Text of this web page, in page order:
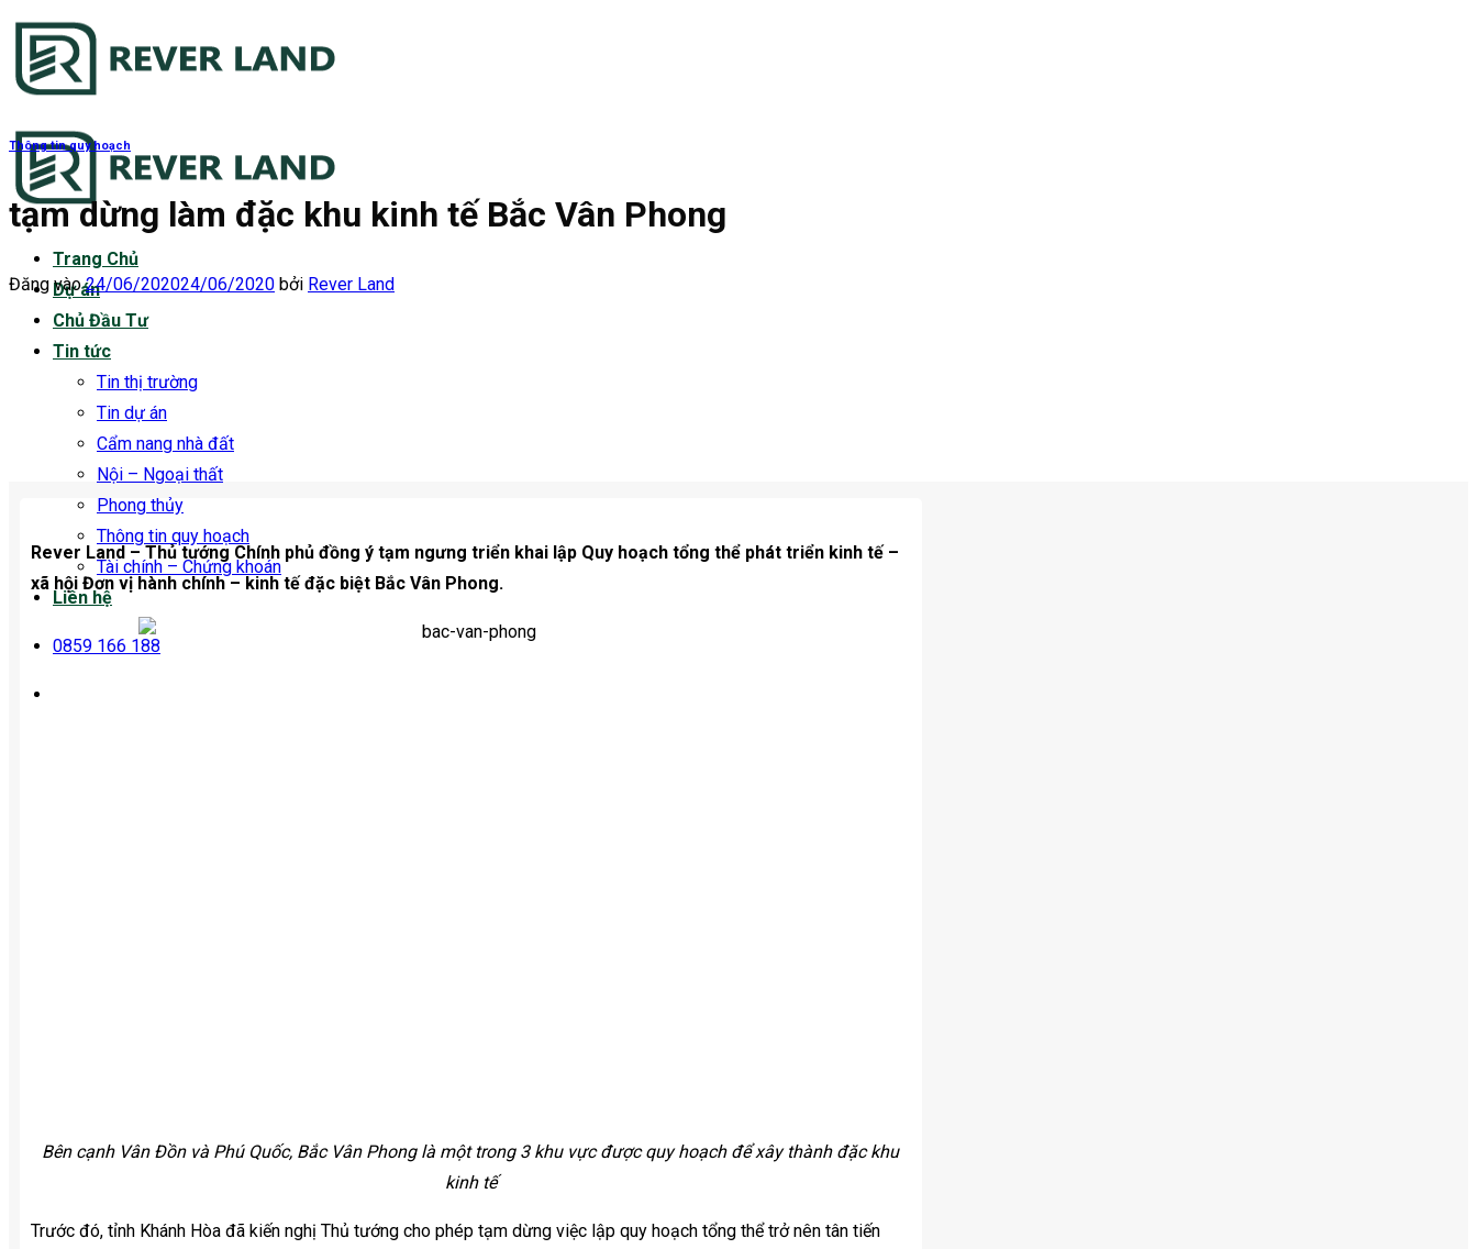
Bỏ
nội
Trang Chủ
Dự án
Chủ Đầu Tư
Tin tức
Tin thị trường
Tin dự án
Cẩm nang nhà đất
Nội – Ngoại thất
Phong thủy
Thông tin quy hoạch
Tài chính – Chứng khoán
Liên hệ
0859 166 188
Thông tin quy hoạch
tạm dừng làm đặc khu kinh tế Bắc Vân Phong
Đăng vào24/06/202024/06/2020 bởi Rever Land
Rever Land – Thủ tướng Chính phủ đồng ý tạm ngưng triển khai lập Quy hoạch tổng thể phát triển kinh tế –
xã hội Đơn vị hành chính – kinh tế đặc biệt Bắc Vân Phong.
Bên cạnh Vân Đồn và Phú Quốc, Bắc Vân Phong là một trong 3 khu vực được quy hoạch để xây thành đặc khu
kinh tế
Trước đó, tỉnh Khánh Hòa đã kiến nghị Thủ tướng cho phép tạm dừng việc lập quy hoạch tổng thể trở nên tân tiến